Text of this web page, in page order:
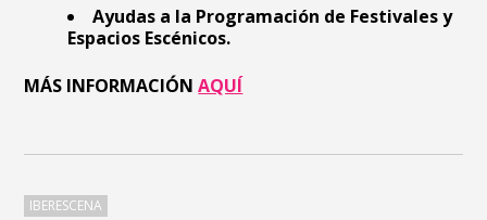
Ayudas a la Programación de Festivales y
Espacios Escénicos.
MÁS INFORMACIÓNAQUÍ
IBERESCENA